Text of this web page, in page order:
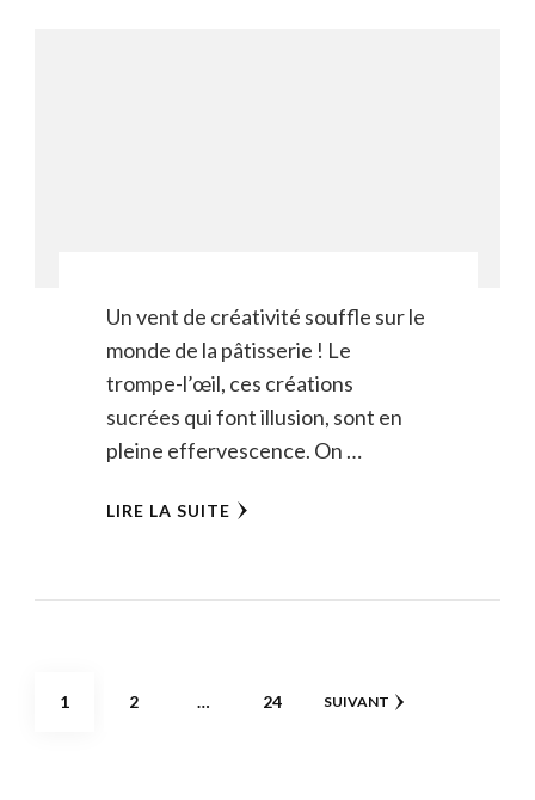
Un vent de créativité souffle sur le
monde de la pâtisserie ! Le
trompe-l’œil, ces créations
sucrées qui font illusion, sont en
pleine effervescence. On …
LIRE LA SUITE
Pagination
PAGE
1 PAGE
2 … PAGE
24 SUIVANT